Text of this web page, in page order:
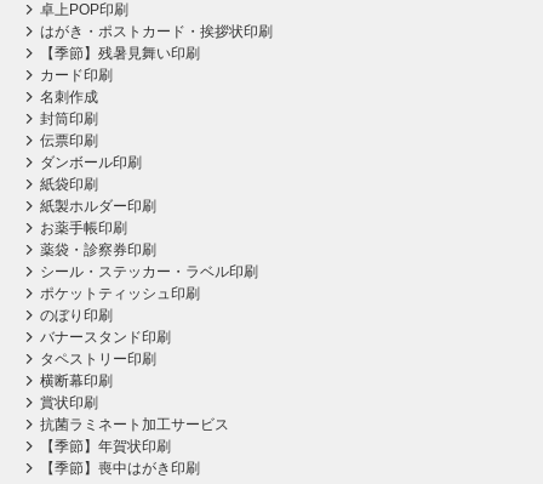
卓上POP印刷
はがき・ポストカード・挨拶状印刷
【季節】残暑見舞い印刷
カード印刷
名刺作成
封筒印刷
伝票印刷
ダンボール印刷
紙袋印刷
紙製ホルダー印刷
お薬手帳印刷
薬袋・診察券印刷
シール・ステッカー・ラベル印刷
ポケットティッシュ印刷
のぼり印刷
バナースタンド印刷
タペストリー印刷
横断幕印刷
賞状印刷
抗菌ラミネート加工サービス
【季節】年賀状印刷
【季節】喪中はがき印刷